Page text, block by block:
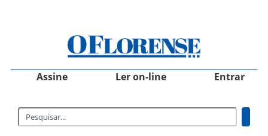
Assine Ler on-line Entrar